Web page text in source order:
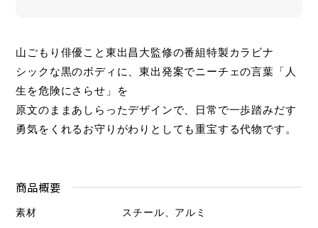
山ごもり俳優こと東出昌大監修の番組特製カラビナ
シックな黒のボディに、東出発案でニーチェの言葉「人
生を危険にさらせ」を
原文のままあしらったデザインで、日常で一歩踏みだす
勇気をくれるお守りがわりとしても重宝する代物です。
商品概要
素材
スチール、アルミ